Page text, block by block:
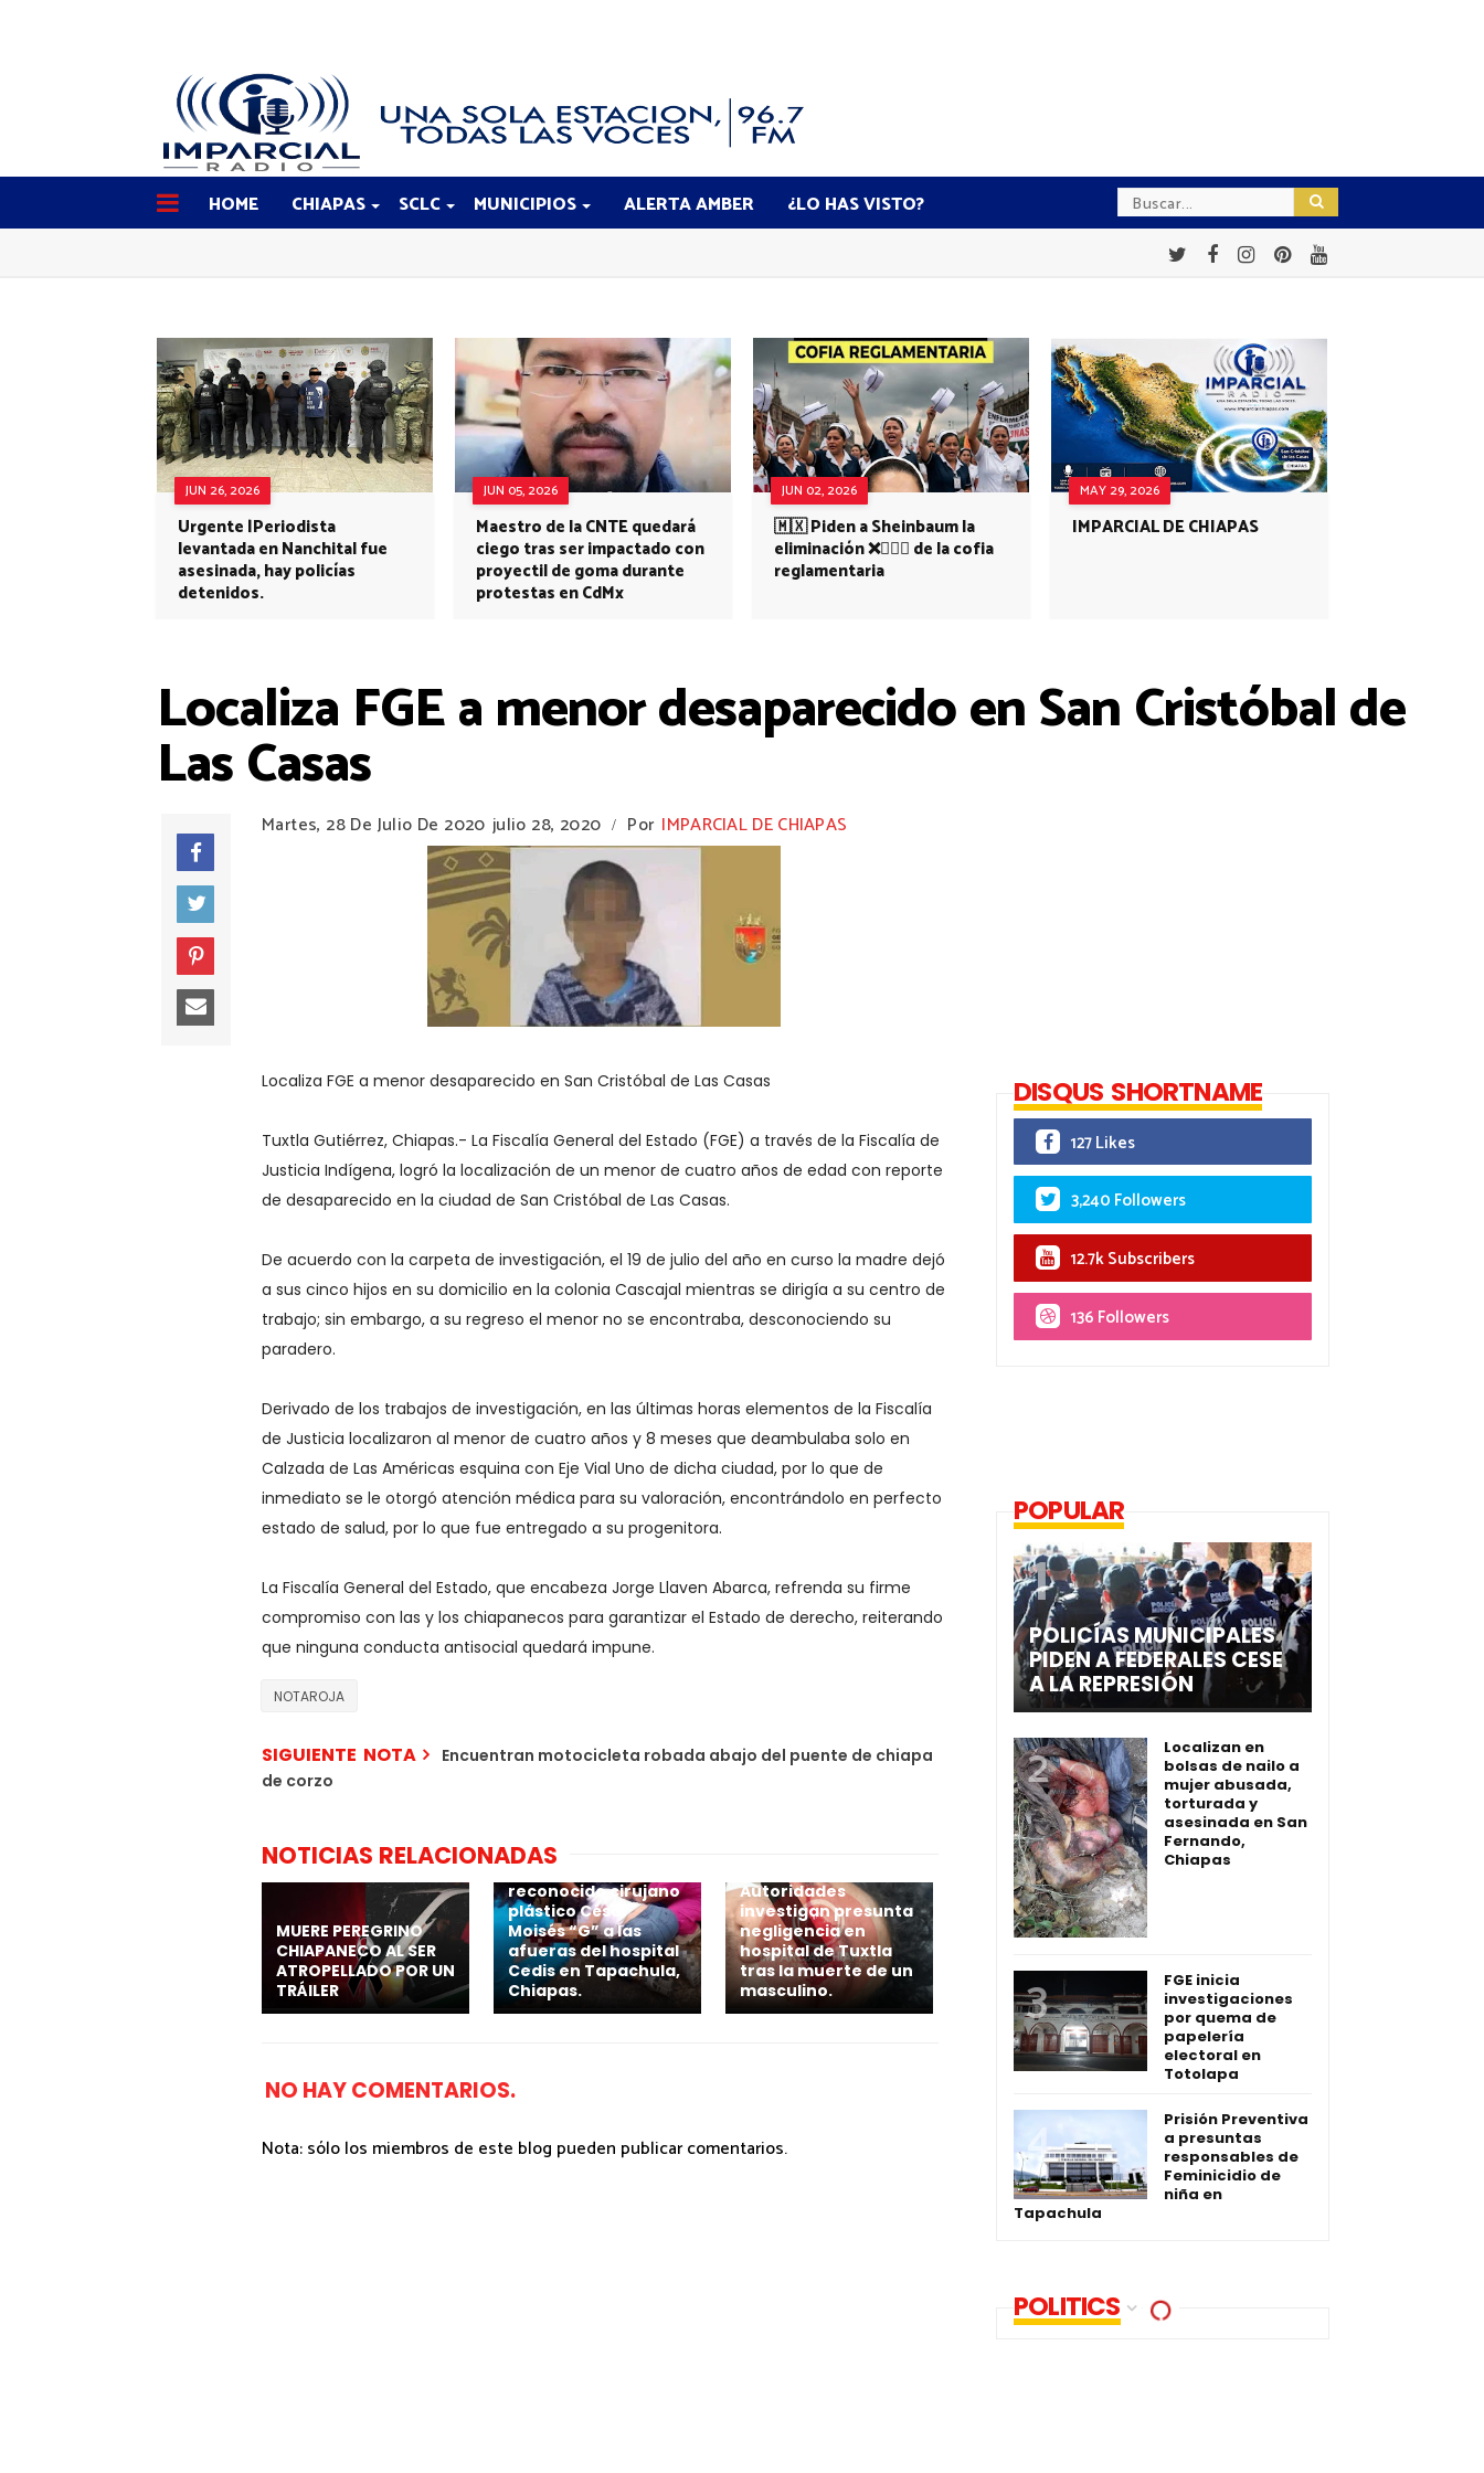
HOME CHIAPAS SCLC MUNICIPIOS ALERTA AMBER ¿LO HAS VISTO?
JUN 26, 2026
Urgente |Periodista
levantada en Nanchital fue
asesinada, hay policías
detenidos.
JUN 05, 2026
Maestro de la CNTE quedará
ciego tras ser impactado con
proyectil de goma durante
protestas en CdMx
JUN 02, 2026
🇲🇽 Piden a Sheinbaum la
eliminación ❌👩🏻‍⚕️ de la cofia
reglamentaria
MAY 29, 2026
IMPARCIAL DE CHIAPAS
Localiza FGE a menor desaparecido en San Cristóbal de
Las Casas
Martes, 28 De Julio De 2020 julio 28, 2020 / Por IMPARCIAL DE CHIAPAS
Localiza FGE a menor desaparecido en San Cristóbal de Las Casas
Tuxtla Gutiérrez, Chiapas.- La Fiscalía General del Estado (FGE) a través de la Fiscalía de
Justicia Indígena, logró la localización de un menor de cuatro años de edad con reporte
de desaparecido en la ciudad de San Cristóbal de Las Casas.
De acuerdo con la carpeta de investigación, el 19 de julio del año en curso la madre dejó
a sus cinco hijos en su domicilio en la colonia Cascajal mientras se dirigía a su centro de
trabajo; sin embargo, a su regreso el menor no se encontraba, desconociendo su
paradero.
Derivado de los trabajos de investigación, en las últimas horas elementos de la Fiscalía
de Justicia localizaron al menor de cuatro años y 8 meses que deambulaba solo en
Calzada de Las Américas esquina con Eje Vial Uno de dicha ciudad, por lo que de
inmediato se le otorgó atención médica para su valoración, encontrándolo en perfecto
estado de salud, por lo que fue entregado a su progenitora.
La Fiscalía General del Estado, que encabeza Jorge Llaven Abarca, refrenda su firme
compromiso con las y los chiapanecos para garantizar el Estado de derecho, reiterando
que ninguna conducta antisocial quedará impune.
NOTAROJA
SIGUIENTE NOTA
Encuentran motocicleta robada abajo del puente de chiapa
de corzo
NOTICIAS RELACIONADAS
MUERE PEREGRINO
CHIAPANECO AL SER
ATROPELLADO POR UN
TRÁILER
🚨Reportan el
reconocido cirujano
plástico César
Moisés “G” a las
afueras del hospital
Cedis en Tapachula,
Chiapas.
Autoridades
investigan presunta
negligencia en
hospital de Tuxtla
tras la muerte de un
masculino.
NO HAY COMENTARIOS.
Nota: sólo los miembros de este blog pueden publicar comentarios.
DISQUS SHORTNAME
127 Likes
3,240 Followers
12.7k Subscribers
136 Followers
POPULAR
POLICÍAS MUNICIPALES
PIDEN A FEDERALES CESE
A LA REPRESIÓN
Localizan en
bolsas de nailo a
mujer abusada,
torturada y
asesinada en San
Fernando,
Chiapas
FGE inicia
investigaciones
por quema de
papelería
electoral en
Totolapa
Prisión Preventiva
a presuntas
responsables de
Feminicidio de
niña en
Tapachula
POLITICS